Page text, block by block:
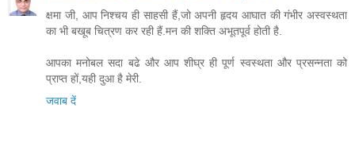
क्षमा जी, आप निश्चय ही साहसी हैं,जो अपनी हृदय आघात की गंभीर अस्वस्थता
का भी बखूब चित्रण कर रही हैं.मन की शक्ति अभूतपूर्व होती है.
आपका मनोबल सदा बढे और आप शीघ्र ही पूर्ण स्वस्थता और प्रसन्नता को
प्राप्त हों,यही दुआ है मेरी.
जवाब दें